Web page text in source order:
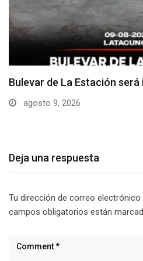
Adoquines levantados
dos vías de…
Deja una respuesta
Tu dirección de correo electrónico
campos obligatorios están